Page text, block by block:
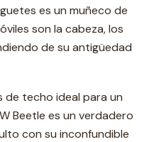
es un muñeco de
son la cabeza, los
de su antigüedad
de techo ideal para un
Beetle es un verdadero
con su inconfundible